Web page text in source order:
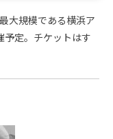
大規模である横浜ア
予定。チケットはす